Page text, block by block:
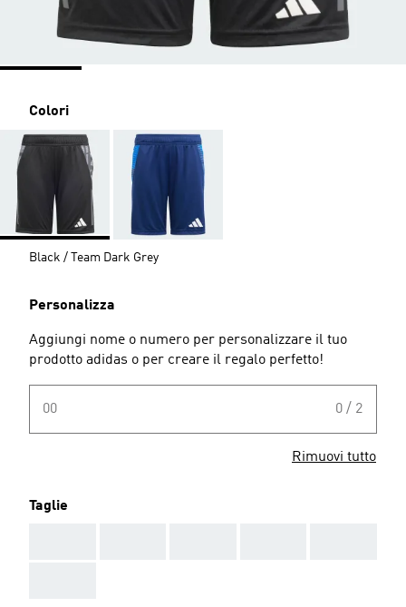
Colori
Black / Team Dark Grey
Personalizza
Aggiungi nome o numero per personalizzare il tuo
prodotto adidas o per creare il regalo perfetto!
00 0 / 2
Rimuovi tutto
Taglie